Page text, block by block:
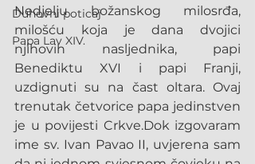
Duhovni poticaj
Papa Lav XIV.
Nedjelju božanskog milosrđa,
milošću koja je dana dvojici
njihovih nasljednika, papi
Benediktu XVI i papi Franji,
uzdignuti su na čast oltara. Ovaj
trenutak četvorice papa jedinstven
je u povijesti Crkve.Dok izgovaram
ime sv. Ivan Pavao II, uvjerena sam